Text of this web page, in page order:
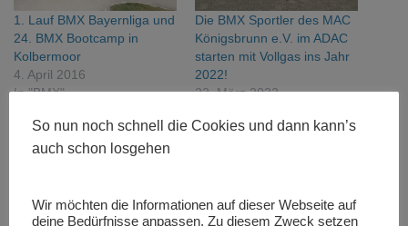
1. Lauf BMX Bayernliga und
24. BMX Bootcamp in
Kolbermoor
4. April 2016
In "BMX"
Die BMX Sportler des MAC
Königsbrunn e.V. im ADAC
starten mit Vollgas ins Jahr
2022!
22. März 2022
So nun noch schnell die Cookies und dann kann’s
auch schon losgehen
Wir möchten die Informationen auf dieser Webseite auf
deine Bedürfnisse anpassen. Zu diesem Zweck setzen